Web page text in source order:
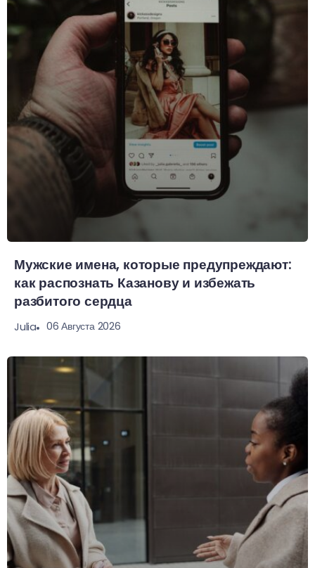
Мужские имена, которые предупреждают:
как распознать Казанову и избежать
разбитого сердца
Julia 06 Августа 2026